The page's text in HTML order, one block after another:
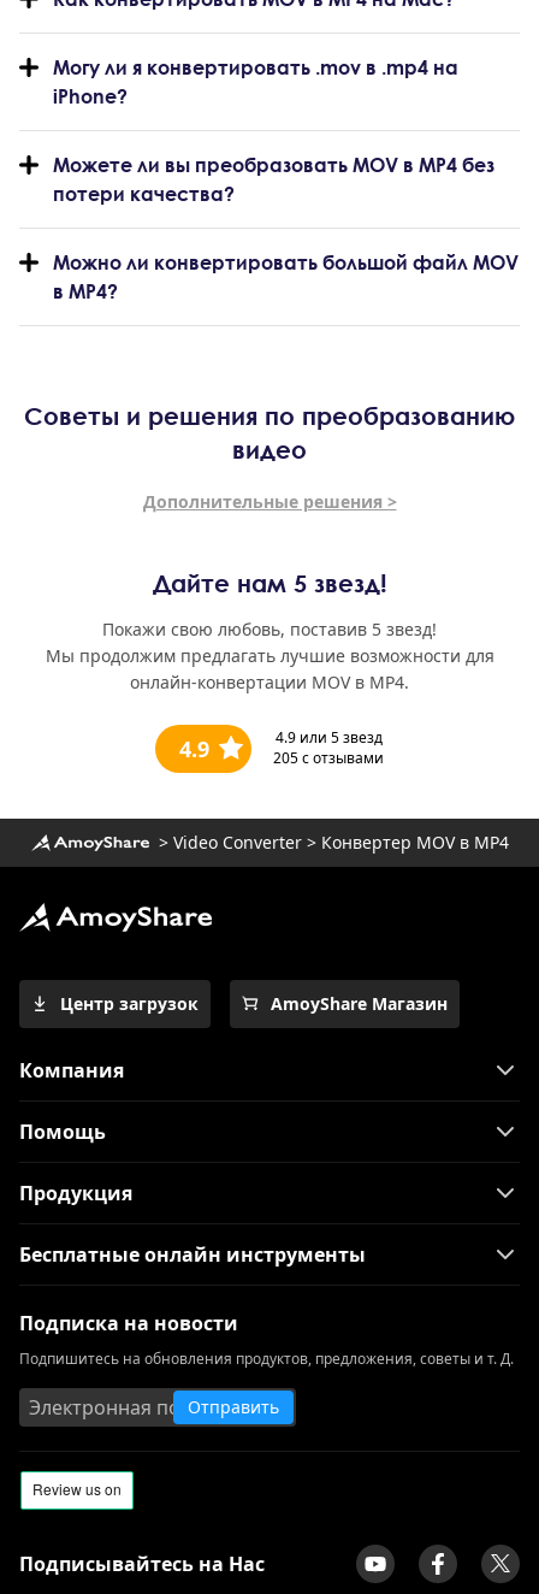
Могу ли я конвертировать .mov в .mp4 на
iPhone?
Можете ли вы преобразовать MOV в MP4 без
потери качества?
Можно ли конвертировать большой файл MOV
в MP4?
Советы и решения по преобразованию
видео
Дополнительные решения >
Дайте нам 5 звезд!
Покажи свою любовь, поставив 5 звезд!
Мы продолжим предлагать лучшие возможности для
онлайн-конвертации MOV в MP4.
4.9 4.9или 5 звезд
205с отзывами
> Video Converter> Конвертер MOV в MP4
Центр загрузок AmoyShare Магазин
Компания
Помощь
Продукция
Бесплатные онлайн инструменты
Подписка на новости
Подпишитесь на обновления продуктов, предложения, советы и т. Д.
Отправить
Подписывайтесь на Нас